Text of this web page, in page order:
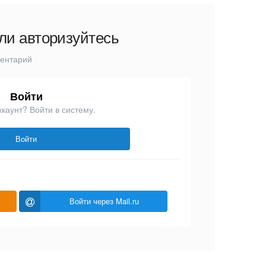
авторизуйтесь
Войти
Войти в систему.
Войти
Войти через Mail.ru